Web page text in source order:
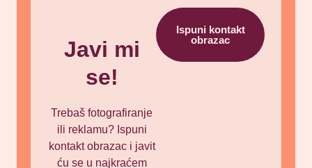
Javi mi
se!
Trebaš fotografiranje
ili reklamu? Ispuni
kontakt obrazac i javit
ću se u najkraćem
Ispuni kontakt
obrazac